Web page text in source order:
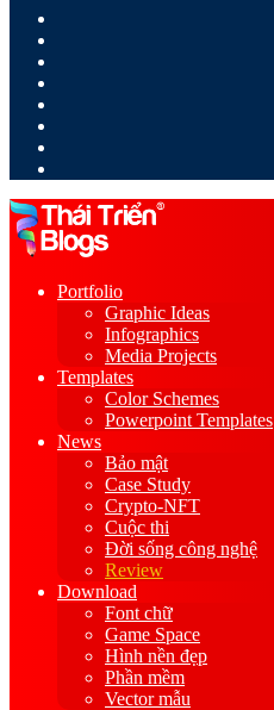
Portfolio
Graphic Ideas
Infographics
Media Projects
Templates
Color Schemes
Powerpoint Templates
News
Bảo mật
Case Study
Crypto-NFT
Cuộc thi
Đời sống công nghệ
Review
Download
Font chữ
Game Space
Hình nền đẹp
Phần mềm
Vector mẫu